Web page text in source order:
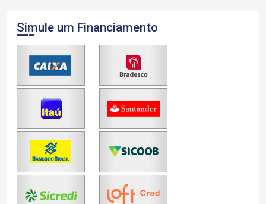
Simule um Financiamento